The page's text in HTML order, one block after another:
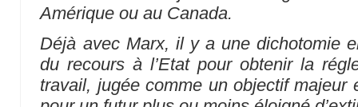
Amérique ou au Canada.
Déjà avec Marx, il y a une dichotomie
du recours à l’Etat pour obtenir la
travail, jugée comme un objectif majeur